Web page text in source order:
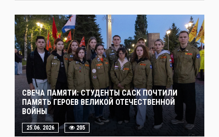
СВЕЧА ПАМЯТИ: СТУДЕНТЫ САСК ПОЧТИЛИ
ПАМЯТЬ ГЕРОЕВ ВЕЛИКОЙ ОТЕЧЕСТВЕННОЙ
ВОЙНЫ
25.06. 2026 205